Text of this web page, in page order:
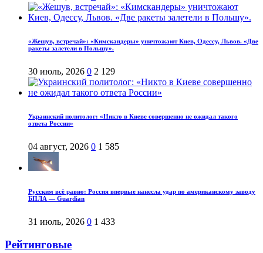
«Жешув, встречай»: «Кимскандеры» уничтожают Киев, Одессу, Львов. «Две
ракеты залетели в Польшу».
30 июль, 2026 0 2 129
Украинский политолог: «Никто в Киеве совершенно не ожидал такого
ответа России»
04 август, 2026 0 1 585
Русским всё равно: Россия впервые нанесла удар по американскому заводу
БПЛА — Guardian
31 июль, 2026 0 1 433
Рейтинговые